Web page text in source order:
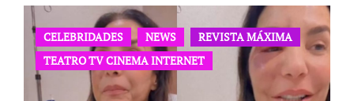
CELEBRIDADES NEWS
REVISTA MÁXIMA
TEATRO TV CINEMA INTERNET